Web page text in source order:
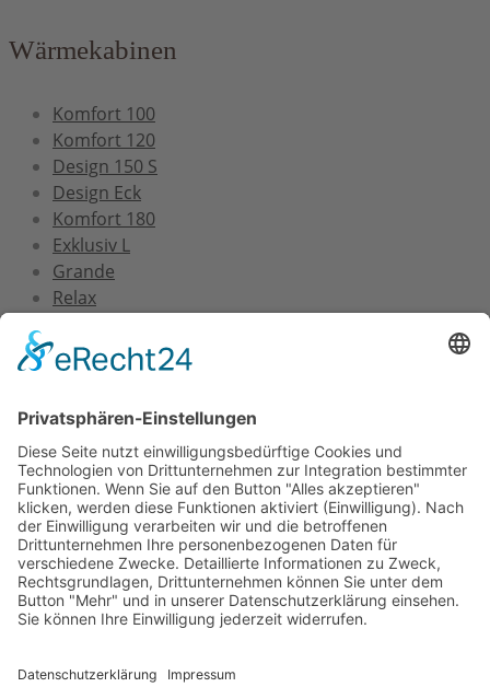
Wärmekabinen
Komfort 100
Komfort 120
Design 150 S
Design Eck
Komfort 180
Exklusiv L
Grande
Relax
Service
Versand und Montage
Zertifizierung
Gewährleistung
FAQs
Downloads
Unternehmen
FAQs